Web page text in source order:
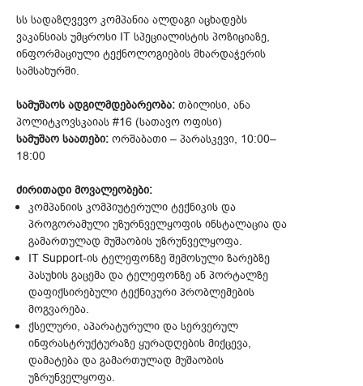
სს სადაზღვევო კომპანია ალდაგი აცხადებს
ვაკანსიას უმცროსი IT სპეციალისტის პოზიციაზე,
ინფორმაციული ტექნოლოგიების მხარდაჭერის
სამსახურში.
სამუშაოს ადგილმდებარეობა: თბილისი, ანა
პოლიტკოვსკაიას #16 (სათავო ოფისი)
სამუშაო საათები: ორშაბათი – პარასკევი, 10:00–
18:00
ძირითადი მოვალეობები:
კომპანიის კომპიუტერული ტექნიკის და
პროგორამული უზურნველყოფის ინსტალაცია და
გამართულად მუშაობის უზრუნველყოფა.
IT Support-ის ტელეფონზე შემოსული ზარებზე
პასუხის გაცემა და ტელეფონზე ან პორტალზე
დაფიქსირებული ტექნიკური პრობლემების
მოგვარება.
ქსელური, აპარატურული და სერვერულ
ინფრასტრუქტურაზე ყურადღების მიქცევა,
დამატება და გამართულად მუშაობის
უზრუნველყოფა.